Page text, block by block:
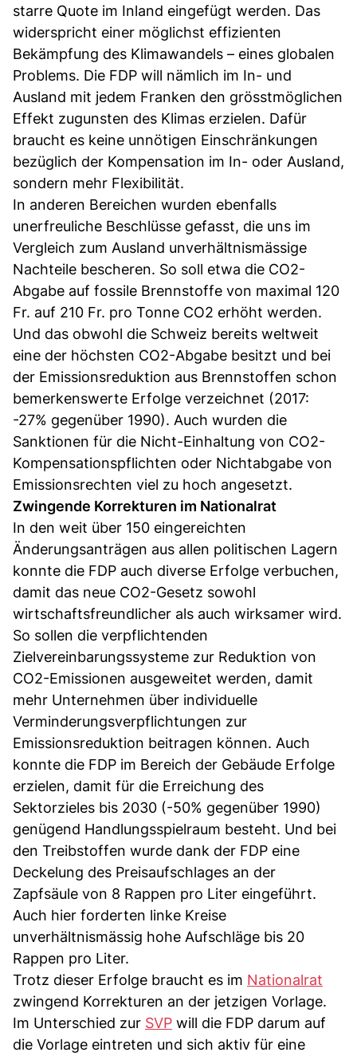
starre Quote im Inland eingefügt werden. Das
widerspricht einer möglichst effizienten
Bekämpfung des Klimawandels – eines globalen
Problems. Die FDP will nämlich im In- und
Ausland mit jedem Franken den grösstmöglichen
Effekt zugunsten des Klimas erzielen. Dafür
braucht es keine unnötigen Einschränkungen
bezüglich der Kompensation im In- oder Ausland,
sondern mehr Flexibilität.
In anderen Bereichen wurden ebenfalls
unerfreuliche Beschlüsse gefasst, die uns im
Vergleich zum Ausland unverhältnismässige
Nachteile bescheren. So soll etwa die CO2-
Abgabe auf fossile Brennstoffe von maximal 120
Fr. auf 210 Fr. pro Tonne CO2 erhöht werden.
Und das obwohl die Schweiz bereits weltweit
eine der höchsten CO2-Abgabe besitzt und bei
der Emissionsreduktion aus Brennstoffen schon
bemerkenswerte Erfolge verzeichnet (2017:
-27% gegenüber 1990). Auch wurden die
Sanktionen für die Nicht-Einhaltung von CO2-
Kompensationspflichten oder Nichtabgabe von
Emissionsrechten viel zu hoch angesetzt.
Zwingende Korrekturen im Nationalrat
In den weit über 150 eingereichten
Änderungsanträgen aus allen politischen Lagern
konnte die FDP auch diverse Erfolge verbuchen,
damit das neue CO2-Gesetz sowohl
wirtschaftsfreundlicher als auch wirksamer wird.
So sollen die verpflichtenden
Zielvereinbarungssysteme zur Reduktion von
CO2-Emissionen ausgeweitet werden, damit
mehr Unternehmen über individuelle
Verminderungsverpflichtungen zur
Emissionsreduktion beitragen können. Auch
konnte die FDP im Bereich der Gebäude Erfolge
erzielen, damit für die Erreichung des
Sektorzieles bis 2030 (-50% gegenüber 1990)
genügend Handlungsspielraum besteht. Und bei
den Treibstoffen wurde dank der FDP eine
Deckelung des Preisaufschlages an der
Zapfsäule von 8 Rappen pro Liter eingeführt.
Auch hier forderten linke Kreise
unverhältnismässig hohe Aufschläge bis 20
Rappen pro Liter.
Trotz dieser Erfolge braucht es im Nationalrat
zwingend Korrekturen an der jetzigen Vorlage.
Im Unterschied zur SVP will die FDP darum auf
die Vorlage eintreten und sich aktiv für eine